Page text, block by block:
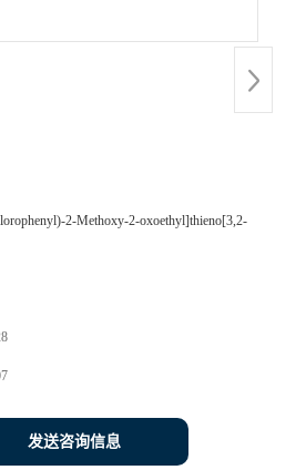
2-Methoxy-2-oxoethyl]thieno[3,2-
发送咨询信息